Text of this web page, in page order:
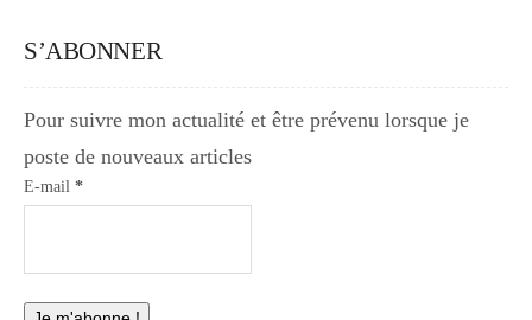
S’ABONNER
Pour suivre mon actualité et être prévenu lorsque je
poste de nouveaux articles
E-mail *